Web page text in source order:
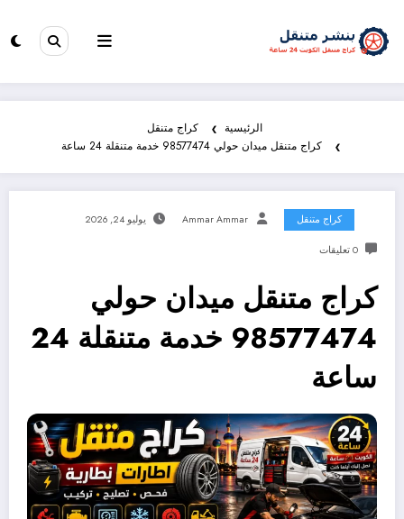
الرئيسية
كراج متنقل
كراج متنقل ميدان حولي 98577474 خدمة متنقلة 24 ساعة
كراج متنقل Ammar Ammar يوليو 24, 2026
0 تعليقات
كراج متنقل ميدان حولي
98577474 خدمة متنقلة 24
ساعة